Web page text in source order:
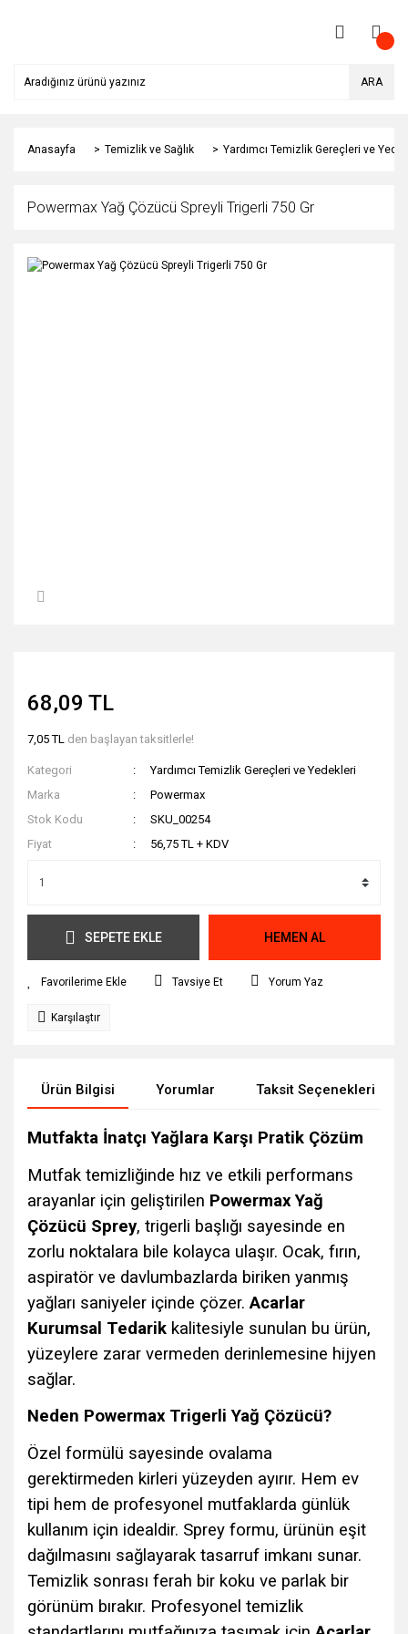
ARA
Anasayfa Temizlik ve Sağlık Yardımcı Temizlik Gereçleri ve
Powermax Yağ Çözücü Spreyli Trigerli 750 Gr
68,09 TL
7,05 TL den başlayan taksitlerle!
Kategori
Yardımcı Temizlik Gereçleri ve Yedekleri
Marka
Powermax
Stok Kodu
SKU_00254
Fiyat
56,75 TL + KDV
SEPETE EKLE HEMEN AL
Tavsiye Et Yorum Yaz
Karşılaştır
Ürün Bilgisi Yorumlar Taksit Seçenekleri
Mutfakta İnatçı Yağlara Karşı Pratik Çözüm
Mutfak temizliğinde hız ve etkili performans
arayanlar için geliştirilen Powermax Yağ
Çözücü Sprey, trigerli başlığı sayesinde en
zorlu noktalara bile kolayca ulaşır. Ocak, fırın,
aspiratör ve davlumbazlarda biriken yanmış
yağları saniyeler içinde çözer.Acarlar
Kurumsal Tedarik kalitesiyle sunulan bu ürün,
yüzeylere zarar vermeden derinlemesine hijyen
sağlar.
Neden Powermax Trigerli Yağ Çözücü?
Özel formülü sayesinde ovalama
gerektirmeden kirleri yüzeyden ayırır. Hem ev
tipi hem de profesyonel mutfaklarda günlük
kullanım için idealdir. Sprey formu, ürünün eşit
dağılmasını sağlayarak tasarruf imkanı sunar.
Temizlik sonrası ferah bir koku ve parlak bir
görünüm bırakır. Profesyonel temizlik